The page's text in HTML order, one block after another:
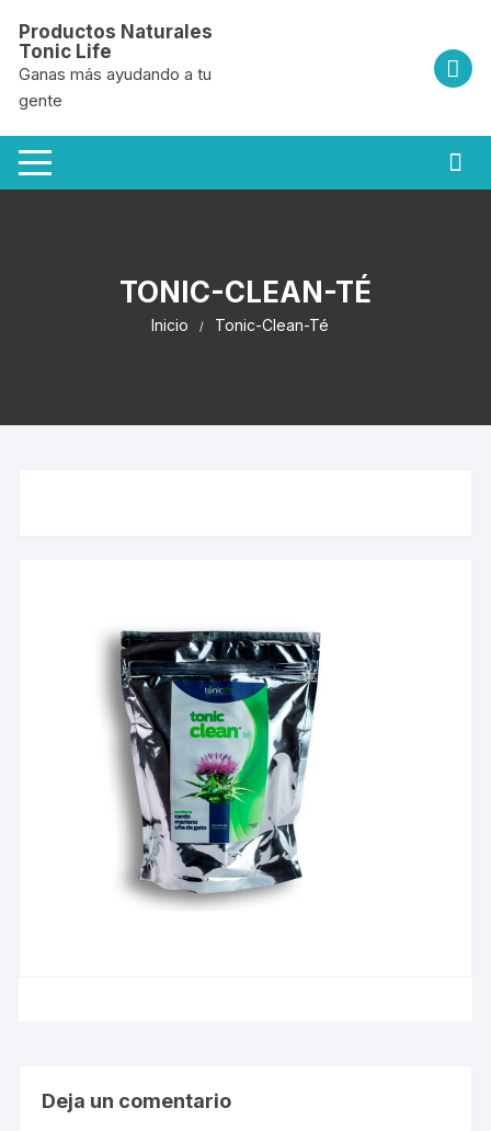
contenido
Productos Naturales
Tonic Life
Ganas más ayudando a tu
gente
TONIC-CLEAN-TÉ
Inicio Tonic-Clean-Té
Deja un comentario